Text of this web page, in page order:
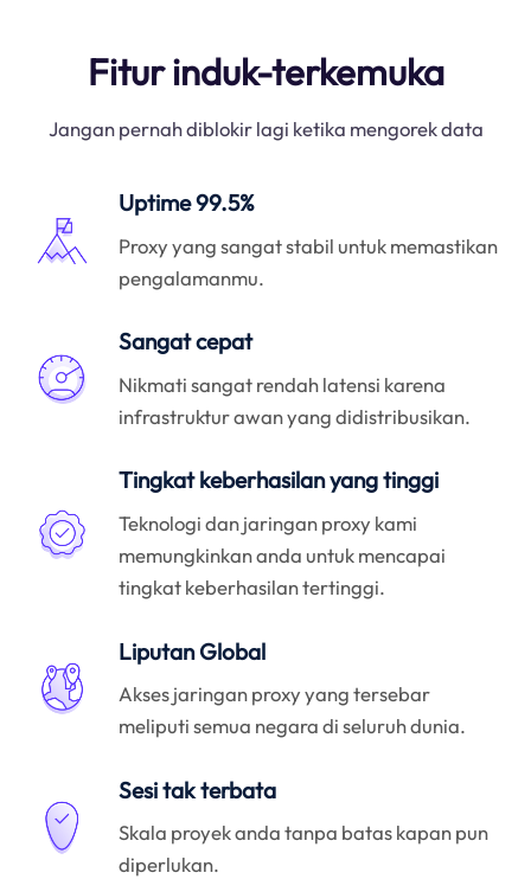
Fitur induk-terkemuka
Jangan pernah diblokir lagi ketika mengorek data
Uptime 99.5%
Proxy yang sangat stabil untuk memastikan
pengalamanmu.
Sangat cepat
Nikmati sangat rendah latensi karena
infrastruktur awan yang didistribusikan.
Tingkat keberhasilan yang tinggi
Teknologi dan jaringan proxy kami
memungkinkan anda untuk mencapai
tingkat keberhasilan tertinggi.
Liputan Global
Akses jaringan proxy yang tersebar
meliputi semua negara di seluruh dunia.
Sesi tak terbata
Skala proyek anda tanpa batas kapan pun
diperlukan.